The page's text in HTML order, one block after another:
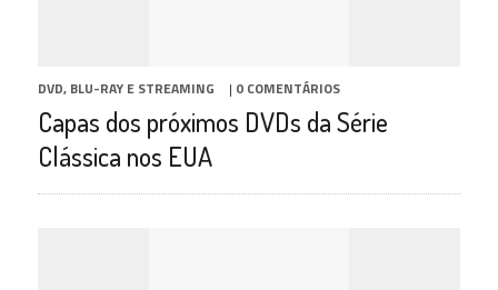
DVD, BLU-RAY E STREAMING | 0 COMENTÁRIOS
Capas dos próximos DVDs da Série
Clássica nos EUA